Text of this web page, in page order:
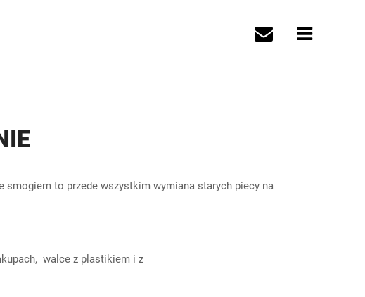
to przede wszystkim wymiana starych piecy na
walce z plastikiem i z